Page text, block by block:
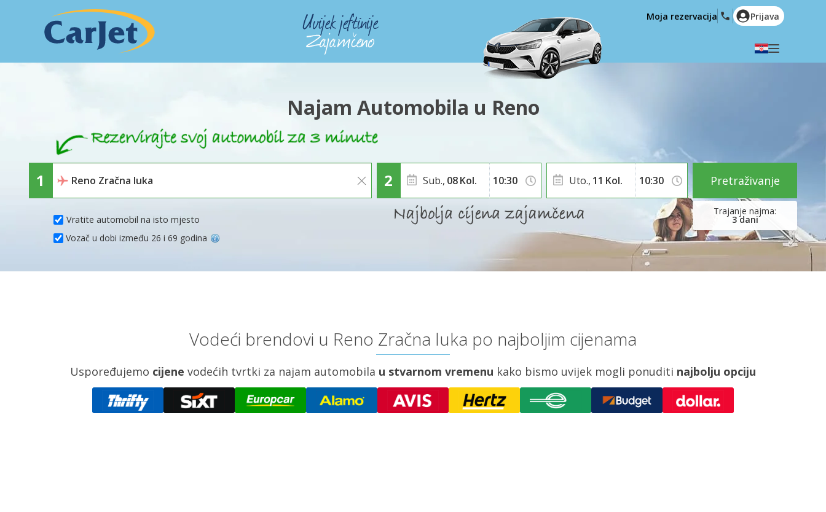
English (US)
Polski
Türkçe
Română
Ελληνικά
Hrvatski
العربية
Moja rezervacija Prijava
Najam Automobila u Reno
Vratite automobil na isto mjesto
Sub., 08Kol.
3 dani
Uto., 11 Kol.
Vozač u dobi između 26 i 69 godina
Pretraživanje
Vodeći brendovi u Reno Zračna luka po najboljim cijenama
Uspoređujemo cijene vodećih tvrtki za najam automobila u stvarnom vremenu kako bismo uvijek mogli ponuditi najbolju opciju